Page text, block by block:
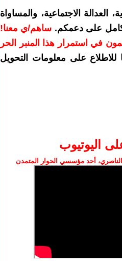
الاجتماعية، والمساواة
كامل على دعمكم. ساهم/ي معنا!
تساهمون في استمرار هذا المنبر الحر
للاطلاع على معلومات التحويل
اليوتيوب
أحد مؤسسي الحوار المتمدن